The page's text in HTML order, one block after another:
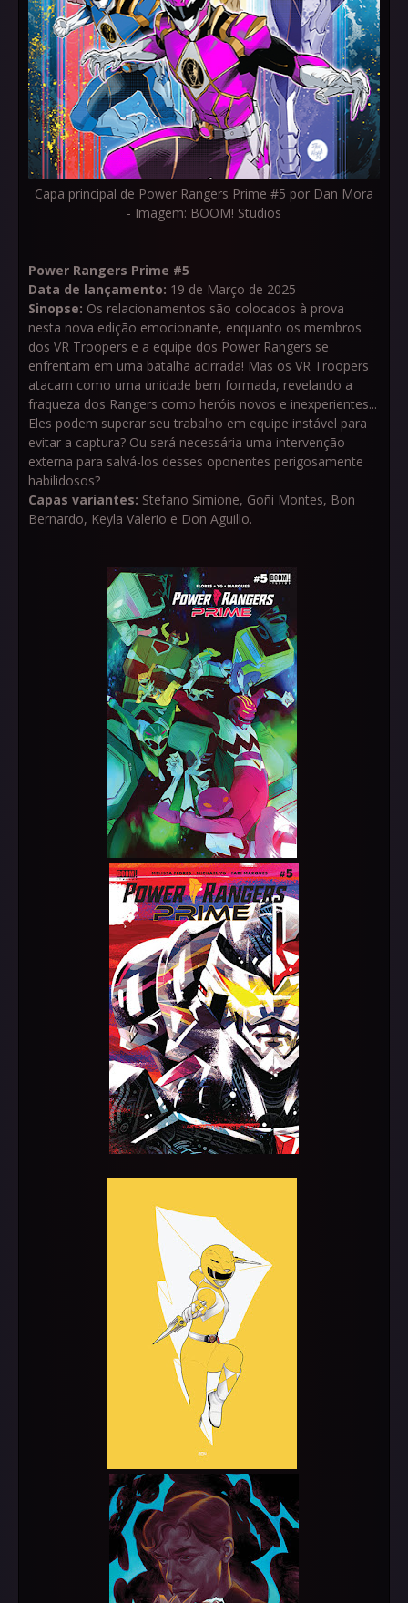
Capa principal de Power Rangers Prime #5 por Dan Mora
- Imagem: BOOM! Studios
Power Rangers Prime #5
Data de lançamento: 19 de Março de 2025
Sinopse: Os relacionamentos são colocados à prova
nesta nova edição emocionante, enquanto os membros
dos VR Troopers e a equipe dos Power Rangers se
enfrentam em uma batalha acirrada! Mas os VR Troopers
atacam como uma unidade bem formada, revelando a
fraqueza dos Rangers como heróis novos e inexperientes...
Eles podem superar seu trabalho em equipe instável para
evitar a captura? Ou será necessária uma intervenção
externa para salvá-los desses oponentes perigosamente
habilidosos?
Capas variantes: Stefano Simione, Goñi Montes, Bon
Bernardo, Keyla Valerio e Don Aguillo.